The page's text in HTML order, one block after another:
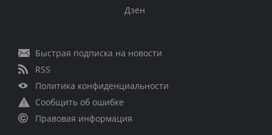
Дзен
Быстрая подписка на новости
RSS
Политика конфиденциальности
Сообщить об ошибке
Правовая информация